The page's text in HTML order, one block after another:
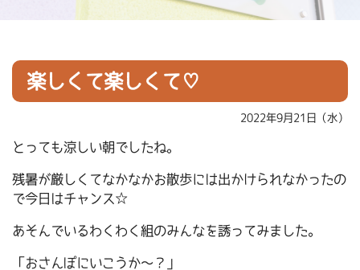
楽しくて楽しくて♡
2022年9月21日（水）
とっても涼しい朝でしたね。
残暑が厳しくてなかなかお散歩には出かけられなかったの
で今日はチャンス☆
あそんでいるわくわく組のみんなを誘ってみました。
「おさんぽにいこうか～？」